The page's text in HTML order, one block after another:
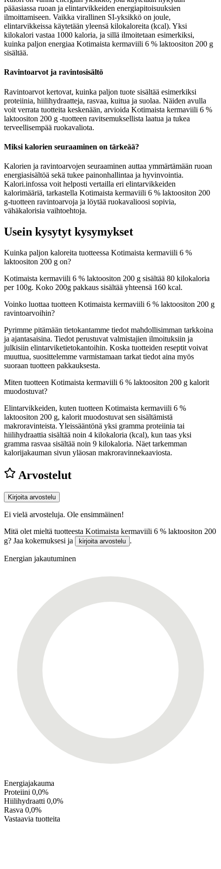
pääasiassa ruoan ja elintarvikkeiden energiapitoisuuksien
ilmoittamiseen. Vaikka virallinen SI-yksikkö on joule,
elintarvikkeissa käytetään yleensä kilokaloreita (kcal). Yksi
kilokalori vastaa 1000 kaloria, ja sillä ilmoitetaan esimerkiksi,
kuinka paljon energiaa Kotimaista kermaviili 6 % laktoositon 200 g
sisältää.
Ravintoarvot ja ravintosisältö
Ravintoarvot kertovat, kuinka paljon tuote sisältää esimerkiksi
proteiinia, hiilihydraatteja, rasvaa, kuitua ja suolaa. Näiden avulla
voit verrata tuotteita keskenään, arvioida Kotimaista kermaviili 6 %
laktoositon 200 g -tuotteen ravitsemuksellista laatua ja tukea
terveellisempää ruokavaliota.
Miksi kalorien seuraaminen on tärkeää?
Kalorien ja ravintoarvojen seuraaminen auttaa ymmärtämään ruoan
energiasisältöä sekä tukee painonhallintaa ja hyvinvointia.
Kalori.infossa voit helposti vertailla eri elintarvikkeiden
kalorimääriä, tarkastella Kotimaista kermaviili 6 % laktoositon 200
g-tuotteen ravintoarvoja ja löytää ruokavalioosi sopivia,
vähäkalorisia vaihtoehtoja.
Usein kysytyt kysymykset
Kuinka paljon kaloreita tuotteessa Kotimaista kermaviili 6 %
laktoositon 200 g on?
Kotimaista kermaviili 6 % laktoositon 200 g sisältää 80 kilokaloria
per 100g. Koko 200g pakkaus sisältää yhteensä 160 kcal.
Voinko luottaa tuotteen Kotimaista kermaviili 6 % laktoositon 200 g
ravintoarvoihin?
Pyrimme pitämään tietokantamme tiedot mahdollisimman tarkkoina
ja ajantasaisina. Tiedot perustuvat valmistajien ilmoituksiin ja
julkisiin elintarviketietokantoihin. Koska tuotteiden reseptit voivat
muuttua, suosittelemme varmistamaan tarkat tiedot aina myös
suoraan tuotteen pakkauksesta.
Miten tuotteen Kotimaista kermaviili 6 % laktoositon 200 g kalorit
muodostuvat?
Elintarvikkeiden, kuten tuotteen Kotimaista kermaviili 6 %
laktoositon 200 g, kalorit muodostuvat sen sisältämistä
makroravinteista. Yleissääntönä yksi gramma proteiinia tai
hiilihydraattia sisältää noin 4 kilokaloria (kcal), kun taas yksi
gramma rasvaa sisältää noin 9 kilokaloria. Näet tarkemman
kalorijakauman sivun yläosan makroravinnekaaviosta.
Arvostelut
Kirjoita arvostelu
Ei vielä arvosteluja. Ole ensimmäinen!
Mitä olet mieltä tuotteesta Kotimaista kermaviili 6 % laktoositon 200
g? Jaa kokemuksesi ja
kirjoita arvostelu .
Energian jakautuminen
Energiajakauma
Proteiini 0,0%
Hiilihydraatti 0,0%
Rasva 0,0%
Vastaavia tuotteita